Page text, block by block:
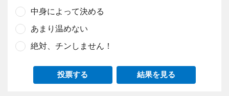
中身によって決める
あまり温めない
絶対、チンしません！
投票する 結果を見る